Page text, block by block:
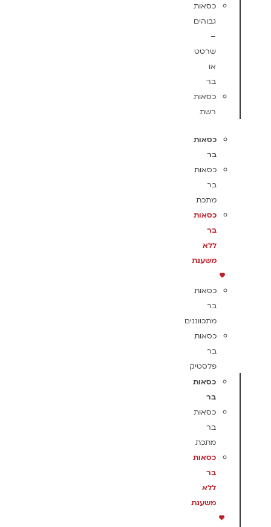
כסאות
גבוהים
–
שרטט
או
בר
כסאות
רשת
כסאות
בר
כסאות
בר
מתכת
כסאות
בר
ללא
משענת
כסאות
בר
מתכווננים
כסאות
בר
פלסטיק
כסאות
בר
כסאות
בר
מתכת
כסאות
בר
ללא
משענת